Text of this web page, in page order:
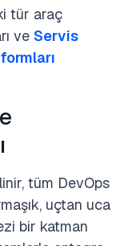
tür araç
ve Servis
tüm DevOps
uçtan uca
bir katman